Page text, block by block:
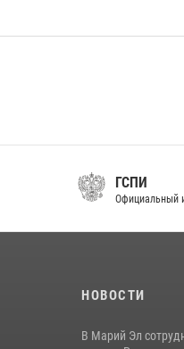
ГСПИ
Официальный
НОВОСТИ
В Марий Эл